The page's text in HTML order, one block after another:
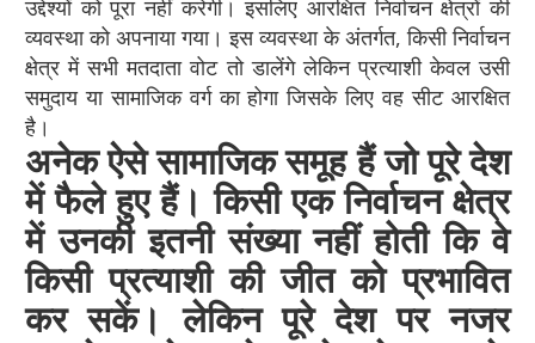
उद्देश्यों को पूरा नहीं करेगी। इसलिए आरक्षित निर्वाचन क्षेत्रों की
व्यवस्था को अपनाया गया। इस व्यवस्था के अंतर्गत, किसी निर्वाचन
क्षेत्र में सभी मतदाता वोट तो डालेंगे लेकिन प्रत्याशी केवल उसी
समुदाय या सामाजिक वर्ग का होगा जिसके लिए वह सीट आरक्षित
है।
अनेक ऐसे सामाजिक समूह हैं जो पूरे देश
में फैले हुए हैं। किसी एक निर्वाचन क्षेत्र
में उनकी इतनी संख्या नहीं होती कि वे
किसी प्रत्याशी की जीत को प्रभावित
कर सकें। लेकिन पूरे देश पर नजर